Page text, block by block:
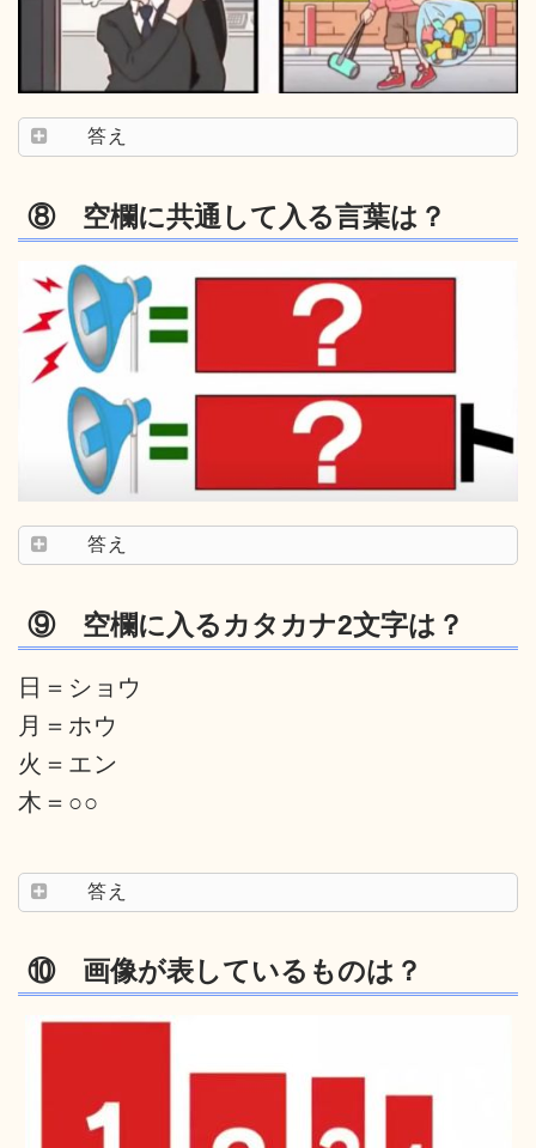
答え
⑧ 空欄に共通して入る言葉は？
答え
⑨ 空欄に入るカタカナ2文字は？
日＝ショウ
月＝ホウ
火＝エン
木＝○○
答え
⑩ 画像が表しているものは？